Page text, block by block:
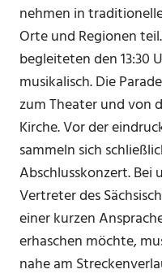
nehmen in
Orte und Regionen
begleiteten den 13:30
musikalisch. Die
zum Theater und von
Kirche. Vor der
sammeln sich
Abschlusskonzert. Bei
Vertreter des
einer kurzen
erhaschen möchte,
nahe am